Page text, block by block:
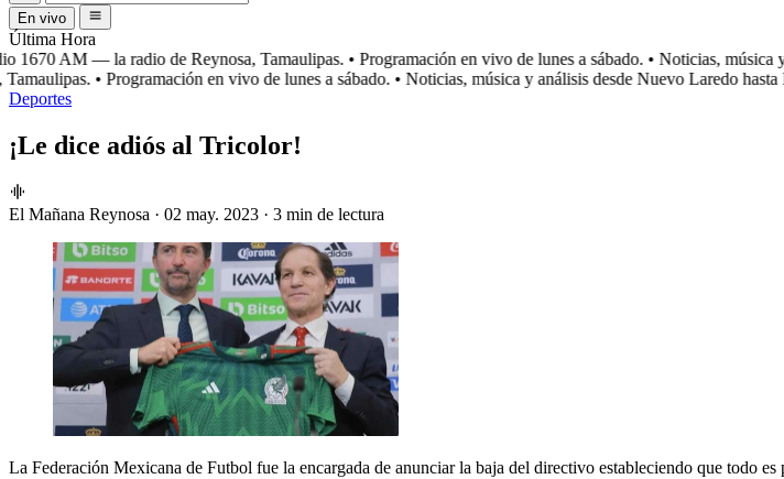
En vivo
Última Hora
AM — la radio de Reynosa, Tamaulipas. • Programación en vivo de lunes a sábado. • Noticias, música y
• Programación en vivo de lunes a sábado. • Noticias, música y análisis desde Nuevo Laredo hasta
Deportes
¡Le dice adiós al Tricolor!
El Mañana Reynosa · 02 may. 2023 · 3 min de lectura
La Federación Mexicana de Futbol fue la encargada de anunciar la baja del directivo estableciendo que todo es